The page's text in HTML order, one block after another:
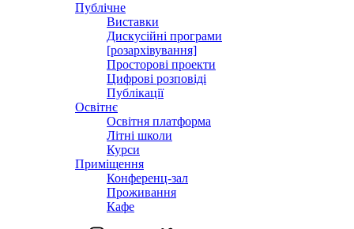
Публічне
Виставки
Дискусійні програми
[розархівування]
Просторові проекти
Цифрові розповіді
Публікації
Освітнє
Освітня платформа
Літні школи
Курси
Приміщення
Конференц-зал
Проживання
Кафе